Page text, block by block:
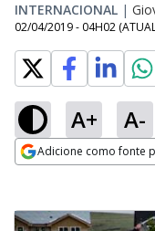
INTERNACIONAL |
02/04/2019 - 04H02
A+ A-
Adicione como fonte